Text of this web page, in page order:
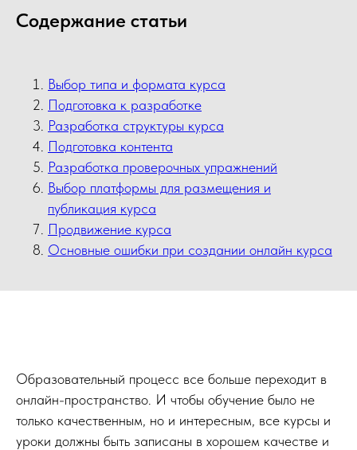
Содержание статьи
Выбор типа и формата курса
Подготовка к разработке
Разработка структуры курса
Подготовка контента
Разработка проверочных упражнений
Выбор платформы для размещения и
публикация курса
Продвижение курса
Основные ошибки при создании онлайн курса
Образовательный процесс все больше переходит в
онлайн-пространство. И чтобы обучение было не
только качественным, но и интересным, все курсы и
уроки должны быть записаны в хорошем качестве и